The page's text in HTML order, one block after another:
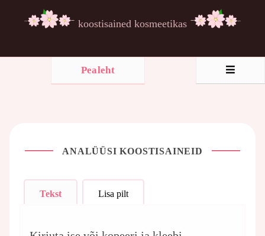
koostisained kosmeetikas
Pealeht
ANALÜÜSI KOOSTISAINEID
Tekst Lisa pilt